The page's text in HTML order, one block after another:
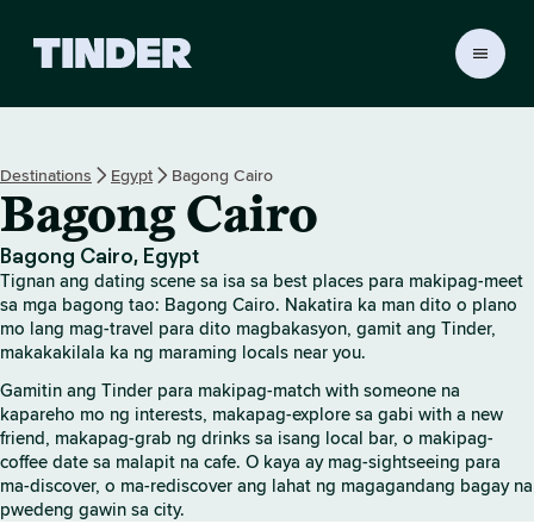
r
H
o
m
e
Destinations Egypt Bagong Cairo
Bagong Cairo
Bagong Cairo, Egypt
Tignan ang dating scene sa isa sa best places para makipag-meet
sa mga bagong tao: Bagong Cairo. Nakatira ka man dito o plano
mo lang mag-travel para dito magbakasyon, gamit ang Tinder,
makakakilala ka ng maraming locals near you.
Gamitin ang Tinder para makipag-match with someone na
kapareho mo ng interests, makapag-explore sa gabi with a new
friend, makapag-grab ng drinks sa isang local bar, o makipag-
coffee date sa malapit na cafe. O kaya ay mag-sightseeing para
ma-discover, o ma-rediscover ang lahat ng magagandang bagay na
pwedeng gawin sa city.